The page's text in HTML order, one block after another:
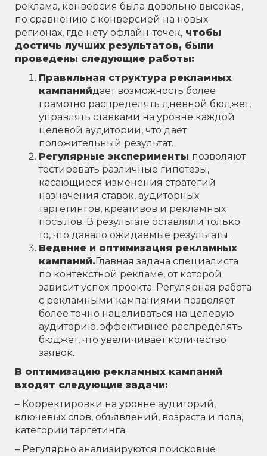
реклама, конверсия была довольно высокая,
по сравнению с конверсией на новых
регионах, где нету офлайн-точек, чтобы
достичь лучших результатов, были
проведены следующие работы:
Правильная структура рекламных
кампанийдает возможность более
грамотно распределять дневной бюджет,
управлять ставками на уровне каждой
целевой аудитории, что дает
положительный результат.
Регулярные эксперименты позволяют
тестировать различные гипотезы,
касающиеся изменения стратегий
назначения ставок, аудиторных
таргетингов, креативов и рекламных
посылов. В результате оставляли только
то, что давало ожидаемые результаты.
Ведение и оптимизация рекламных
кампаний.Главная задача специалиста
по контекстной рекламе, от которой
зависит успех проекта. Регулярная работа
с рекламными кампаниями позволяет
более точно нацеливаться на целевую
аудиторию, эффективнее распределять
бюджет, что увеличивает количество
заявок.
В оптимизацию рекламных кампаний
входят следующие задачи:
– Корректировки на уровне аудиторий,
ключевых слов, объявлений, возраста и пола,
категории таргетинга.
– Регулярно анализируются поисковые